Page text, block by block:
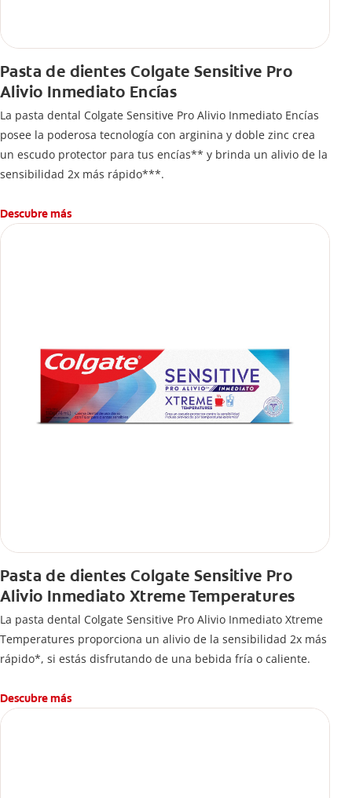
Pasta de dientes Colgate Sensitive Pro
Alivio Inmediato Encías
La pasta dental Colgate Sensitive Pro Alivio Inmediato Encías
posee la poderosa tecnología con arginina y doble zinc crea
un escudo protector para tus encías** y brinda un alivio de la
sensibilidad 2x más rápido***.
Descubre más
Pasta de dientes Colgate Sensitive Pro
Alivio Inmediato Xtreme Temperatures
La pasta dental Colgate Sensitive Pro Alivio Inmediato Xtreme
Temperatures proporciona un alivio de la sensibilidad 2x más
rápido*, si estás disfrutando de una bebida fría o caliente.
Descubre más